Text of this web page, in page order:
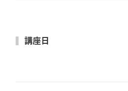
講座日